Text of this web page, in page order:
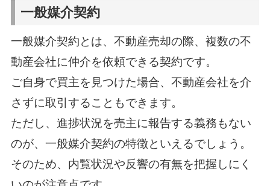
一般媒介契約
一般媒介契約とは、不動産売却の際、複数の不
動産会社に仲介を依頼できる契約です。
ご自身で買主を見つけた場合、不動産会社を介
さずに取引することもできます。
ただし、進捗状況を売主に報告する義務もない
のが、一般媒介契約の特徴といえるでしょう。
そのため、内覧状況や反響の有無を把握しにく